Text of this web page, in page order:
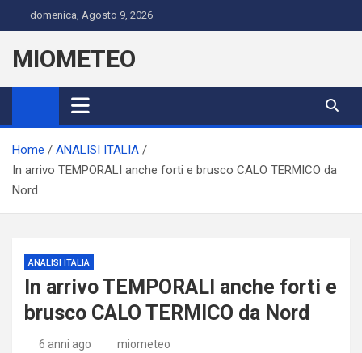
to
content
domenica, Agosto 9, 2026
MIOMETEO
Home
ANALISI ITALIA
In arrivo TEMPORALI anche forti e brusco CALO TERMICO da
Nord
ANALISI ITALIA
In arrivo TEMPORALI anche forti e
brusco CALO TERMICO da Nord
6 anni ago miometeo